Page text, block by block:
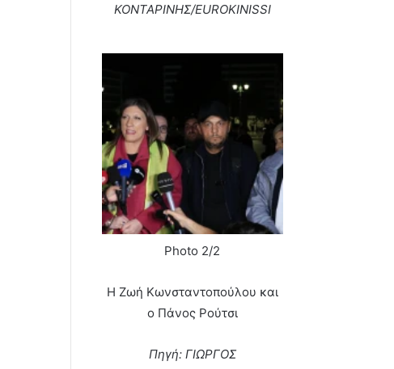
ΚΟΝΤΑΡΙΝΗΣ/EUROKINISSI
Photo 2/2
Η Ζωή Κωνσταντοπούλου και
ο Πάνος Ρούτσι
Πηγή: ΓΙΩΡΓΟΣ